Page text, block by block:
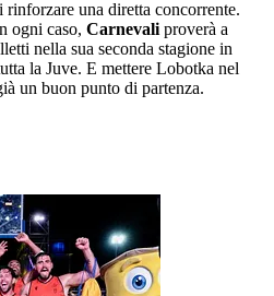
una diretta concorrente.
ogni caso, Carnevali proverà a
nella sua seconda stagione in
la Juve. E mettere Lobotka nel
un buon punto di partenza.